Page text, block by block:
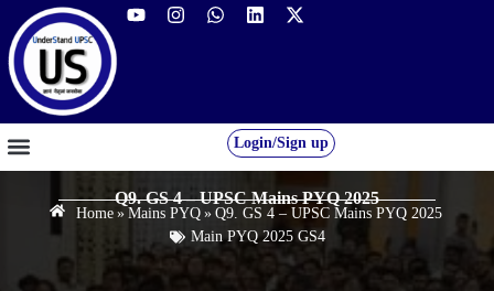
Login/Sign up
Q9. GS 4 – UPSC Mains PYQ 2025
Home » Mains PYQ » Q9. GS 4 – UPSC Mains PYQ 2025
Main PYQ 2025 GS4